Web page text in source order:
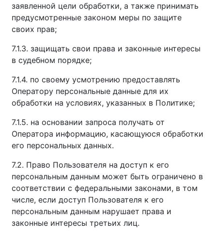
заявленной цели обработки, а также принимать
предусмотренные законом меры по защите
своих прав;
7.1.3. защищать свои права и законные интересы
в судебном порядке;
7.1.4. по своему усмотрению предоставлять
Оператору персональные данные для их
обработки на условиях, указанных в Политике;
7.1.5. на основании запроса получать от
Оператора информацию, касающуюся обработки
его персональных данных.
7.2. Право Пользователя на доступ к его
персональным данным может быть ограничено в
соответствии с федеральными законами, в том
числе, если доступ Пользователя к его
персональным данным нарушает права и
законные интересы третьих лиц.